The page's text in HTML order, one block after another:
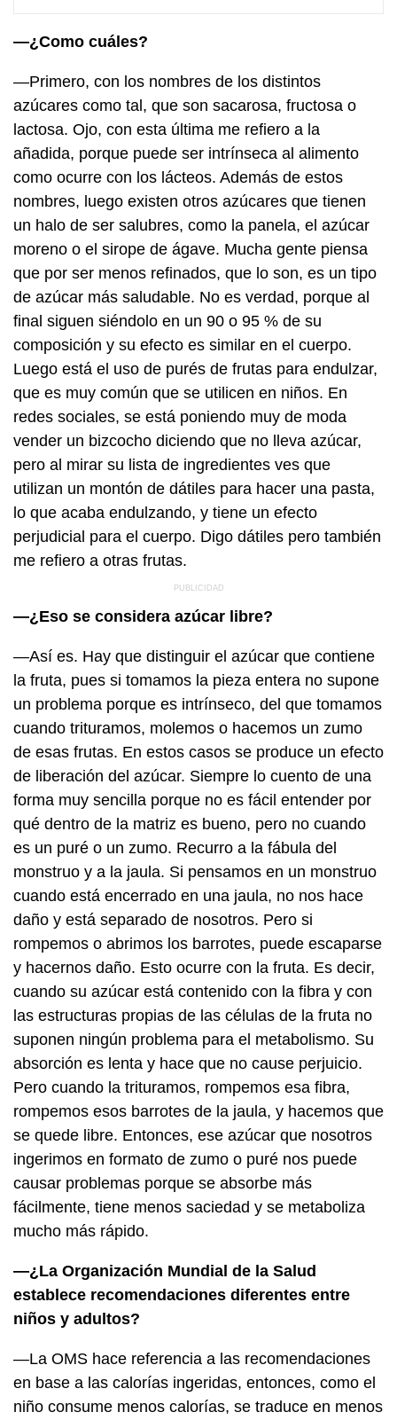
—¿Como cuáles?
—Primero, con los nombres de los distintos
azúcares como tal, que son sacarosa, fructosa o
lactosa. Ojo, con esta última me refiero a la
añadida, porque puede ser intrínseca al alimento
como ocurre con los lácteos. Además de estos
nombres, luego existen otros azúcares que tienen
un halo de ser salubres, como la panela, el azúcar
moreno o el sirope de ágave. Mucha gente piensa
que por ser menos refinados, que lo son, es un tipo
de azúcar más saludable. No es verdad, porque al
final siguen siéndolo en un 90 o 95 % de su
composición y su efecto es similar en el cuerpo.
Luego está el uso de purés de frutas para endulzar,
que es muy común que se utilicen en niños. En
redes sociales, se está poniendo muy de moda
vender un bizcocho diciendo que no lleva azúcar,
pero al mirar su lista de ingredientes ves que
utilizan un montón de dátiles para hacer una pasta,
lo que acaba endulzando, y tiene un efecto
perjudicial para el cuerpo. Digo dátiles pero también
me refiero a otras frutas.
—¿Eso se considera azúcar libre?
—Así es. Hay que distinguir el azúcar que contiene
la fruta, pues si tomamos la pieza entera no supone
un problema porque es intrínseco, del que tomamos
cuando trituramos, molemos o hacemos un zumo
de esas frutas. En estos casos se produce un efecto
de liberación del azúcar. Siempre lo cuento de una
forma muy sencilla porque no es fácil entender por
qué dentro de la matriz es bueno, pero no cuando
es un puré o un zumo. Recurro a la fábula del
monstruo y a la jaula. Si pensamos en un monstruo
cuando está encerrado en una jaula, no nos hace
daño y está separado de nosotros. Pero si
rompemos o abrimos los barrotes, puede escaparse
y hacernos daño. Esto ocurre con la fruta. Es decir,
cuando su azúcar está contenido con la fibra y con
las estructuras propias de las células de la fruta no
suponen ningún problema para el metabolismo. Su
absorción es lenta y hace que no cause perjuicio.
Pero cuando la trituramos, rompemos esa fibra,
rompemos esos barrotes de la jaula, y hacemos que
se quede libre. Entonces, ese azúcar que nosotros
ingerimos en formato de zumo o puré nos puede
causar problemas porque se absorbe más
fácilmente, tiene menos saciedad y se metaboliza
mucho más rápido.
—¿La Organización Mundial de la Salud
establece recomendaciones diferentes entre
niños y adultos?
—La OMS hace referencia a las recomendaciones
en base a las calorías ingeridas, entonces, como el
niño consume menos calorías, se traduce en menos